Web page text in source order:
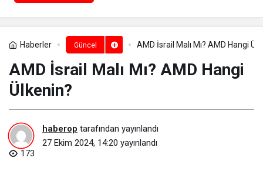
Haberler Güncel AMD İsrail Malı Mı? AMD Hangi
AMD İsrail Malı Mı? AMD Hangi
Ülkenin?
haberop tarafından yayınlandı
27 Ekim 2024, 14:20 yayınlandı
173